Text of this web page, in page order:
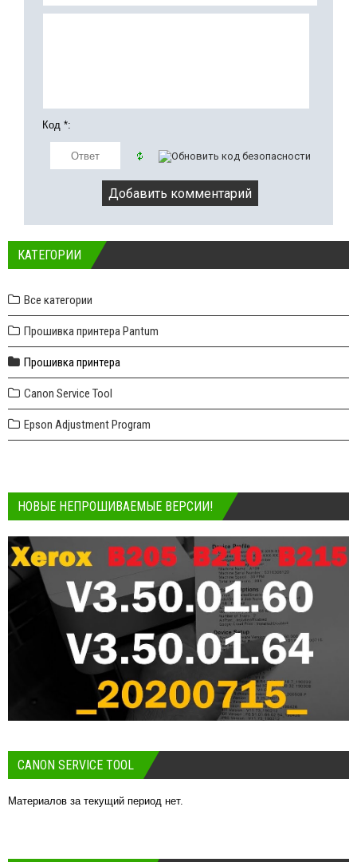
Код *:
КАТЕГОРИИ
Все категории
Прошивка принтера Pantum
Прошивка принтера
Canon Service Tool
Epson Adjustment Program
НОВЫЕ НЕПРОШИВАЕМЫЕ ВЕРСИИ!
CANON SERVICE TOOL
Материалов за текущий период нет.